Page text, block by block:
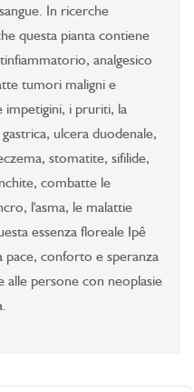
In ricerche
questa pianta contiene
analgesico
tumori maligni e
impetigini, i pruriti, la
ulcera duodenale,
stomatite, sifilide,
combatte le
l'asma, le malattie
essenza floreale Ipê
conforto e speranza
alle persone con neoplasie